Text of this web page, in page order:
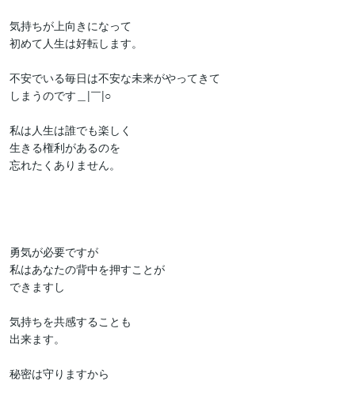
気持ちが上向きになって
初めて人生は好転します。
不安でいる毎日は不安な未来がやってきて
しまうのです＿|￣|○
私は人生は誰でも楽しく
生きる権利があるのを
忘れたくありません。
勇気が必要ですが
私はあなたの背中を押すことが
できますし
気持ちを共感することも
出来ます。
秘密は守りますから